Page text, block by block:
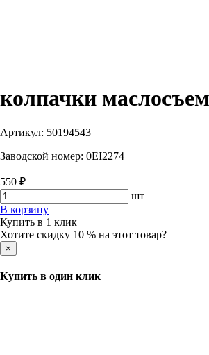
колпачки
Артикул: 50194543
Заводской номер: 0EI2274
550 ₽
шт
В корзину
Купить в 1 клик
Хотите скидку 10 % на этот товар?
×
Купить в один клик